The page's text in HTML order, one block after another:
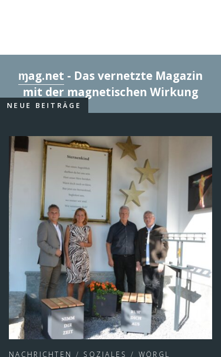
ɱag.net - Das vernetzte Magazin
mit der magnetischen Wirkung
NEUE BEITRÄGE
NACHRICHTEN / SOZIALES / WÖRGL